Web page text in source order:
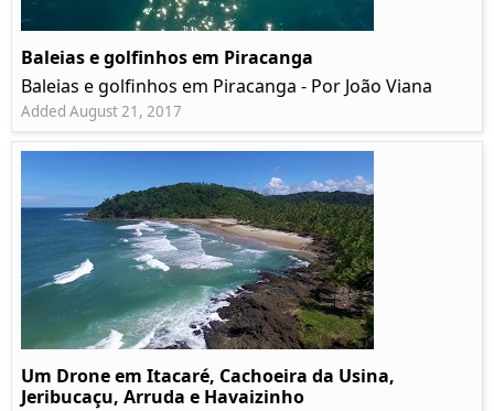
Baleias e golfinhos em Piracanga
Baleias e golfinhos em Piracanga - Por João Viana
Added August 21, 2017
Um Drone em Itacaré, Cachoeira da Usina,
Jeribucaçu, Arruda e Havaizinho